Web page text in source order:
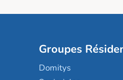
Groupes
Domitys